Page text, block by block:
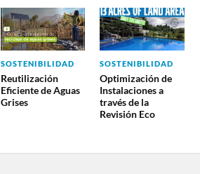
SOSTENIBILIDAD
Reutilización
Eficiente de Aguas
Grises
SOSTENIBILIDAD
Optimización de
Instalaciones a
través de la
Revisión Eco